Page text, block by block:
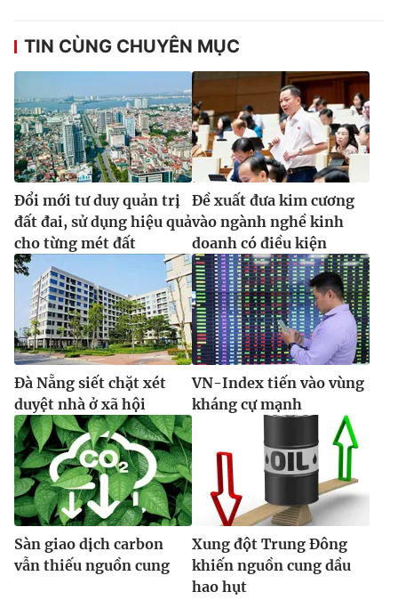
TIN CÙNG CHUYÊN MỤC
Đổi mới tư duy quản trị
đất đai, sử dụng hiệu quả
cho từng mét đất
Đề xuất đưa kim cương
vào ngành nghề kinh
doanh có điều kiện
Đà Nẵng siết chặt xét
duyệt nhà ở xã hội
VN-Index tiến vào vùng
kháng cự mạnh
Sàn giao dịch carbon
vẫn thiếu nguồn cung
Xung đột Trung Đông
khiến nguồn cung dầu
hao hụt